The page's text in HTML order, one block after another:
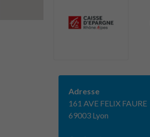
Adresse
161 AVE FELIX FAURE
69003 Lyon